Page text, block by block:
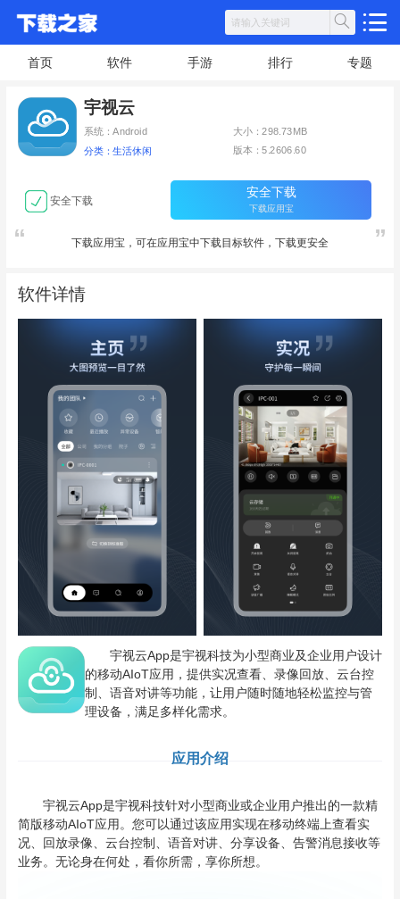
首页 软件 手游 排行 专题
宇视云
系统：Android 大小：298.73MB
分类：生活休闲 版本：5.2606.60
安全下载
安全下载
下载应用宝
下载应用宝，可在应用宝中下载目标软件，下载更安全
软件详情
宇视云App是宇视科技为小型商业及企业用户设计
的移动AIoT应用，提供实况查看、录像回放、云台控
制、语音对讲等功能，让用户随时随地轻松监控与管
理设备，满足多样化需求。
应用介绍
宇视云App是宇视科技针对小型商业或企业用户推出的一款精
简版移动AIoT应用。您可以通过该应用实现在移动终端上查看实
况、回放录像、云台控制、语音对讲、分享设备、告警消息接收等
业务。无论身在何处，看你所需，享你所想。